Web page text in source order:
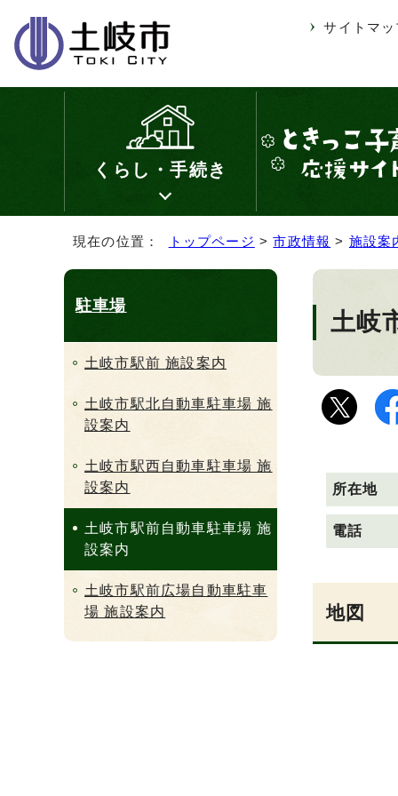
サイトマッ
くらし・手続き
現在の位置： トップページ >市政情報 > 施設案
土岐
所在地
電話
地図
駐車場
土岐市駅前 施設案内
土岐市駅北自動車駐車場 施
設案内
土岐市駅西自動車駐車場 施
設案内
土岐市駅前自動車駐車場 施
設案内
土岐市駅前広場自動車駐車
場 施設案内